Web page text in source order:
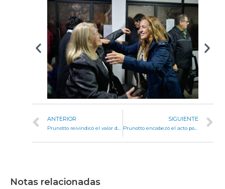
ANTERIOR SIGUIENTE
Prunotto encabezó el acto por el Día Nacional del Bombero Voluntario en Jesús María
Notas relacionadas